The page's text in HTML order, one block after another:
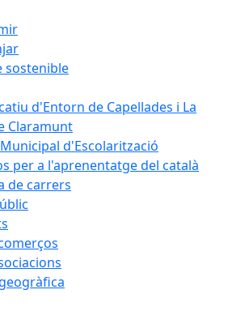
sostenible
d'Entorn de Capellades i La
Claramunt
d'Escolarització
per a l'aprenentatge del català
de carrers